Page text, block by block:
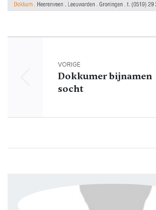
VORIGE
Dokkumer bijnamen
socht